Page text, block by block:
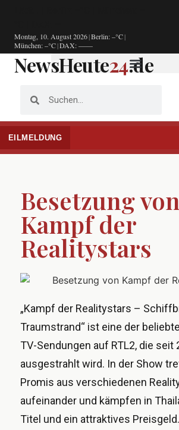
Montag, 10. August 2026|Berlin: –°C|
München: –°C|DAX: ——
NewsHeute24.de
EILMELDUNG
Besetzung von
Kampf der
Realitystars
„Kampf der Realitystars –
Traumstrand“ ist eine der
TV-Sendungen auf RTL2, die seit
ausgestrahlt wird. In der Show
Promis aus verschiedenen
aufeinander und kämpfen in
Titel und ein attraktives